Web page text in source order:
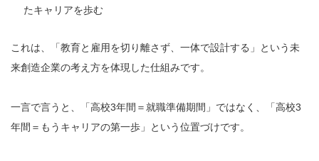
たキャリアを歩む
これは、「教育と雇用を切り離さず、一体で設計する」という未
来創造企業の考え方を体現した仕組みです。
一言で言うと、「高校3年間＝就職準備期間」ではなく、「高校3
年間＝もうキャリアの第一歩」という位置づけです。